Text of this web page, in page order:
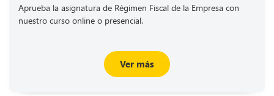
Aprueba la asignatura de Régimen Fiscal de la Empresa con
nuestro curso online o presencial.
Ver más